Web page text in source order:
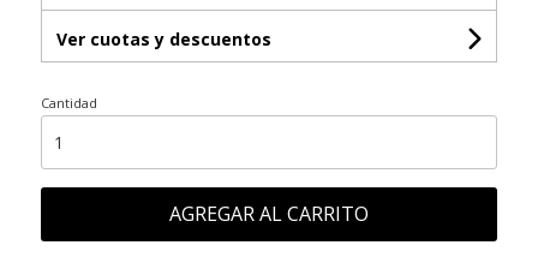
Ver cuotas y descuentos
Cantidad
AGREGAR AL CARRITO